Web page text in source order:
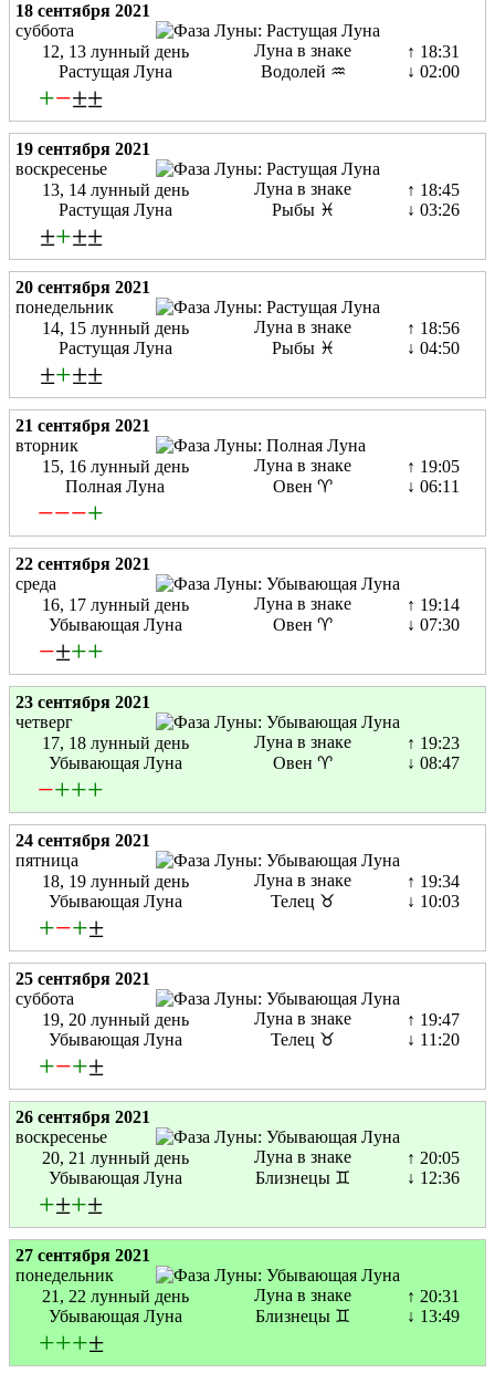
18 сентября 2021
суббота
12, 13 лунный день
Растущая Луна
Луна в знаке
Водолей ♒
↑ 18:31
↓ 02:00
+−±±
19 сентября 2021
воскресенье
13, 14 лунный день
Растущая Луна
Луна в знаке
Рыбы ♓
↑ 18:45
↓ 03:26
±+±±
20 сентября 2021
понедельник
14, 15 лунный день
Растущая Луна
Луна в знаке
Рыбы ♓
↑ 18:56
↓ 04:50
±+±±
21 сентября 2021
вторник
15, 16 лунный день
Полная Луна
Луна в знаке
Овен ♈
↑ 19:05
↓ 06:11
−−−+
22 сентября 2021
среда
16, 17 лунный день
Убывающая Луна
Луна в знаке
Овен ♈
↑ 19:14
↓ 07:30
−±++
23 сентября 2021
четверг
17, 18 лунный день
Убывающая Луна
Луна в знаке
Овен ♈
↑ 19:23
↓ 08:47
−+++
24 сентября 2021
пятница
18, 19 лунный день
Убывающая Луна
Луна в знаке
Телец ♉
↑ 19:34
↓ 10:03
+−+±
25 сентября 2021
суббота
19, 20 лунный день
Убывающая Луна
Луна в знаке
Телец ♉
↑ 19:47
↓ 11:20
+−+±
26 сентября 2021
воскресенье
20, 21 лунный день
Убывающая Луна
Луна в знаке
Близнецы ♊
↑ 20:05
↓ 12:36
+±+±
27 сентября 2021
понедельник
21, 22 лунный день
Убывающая Луна
Луна в знаке
Близнецы ♊
↑ 20:31
↓ 13:49
+++±